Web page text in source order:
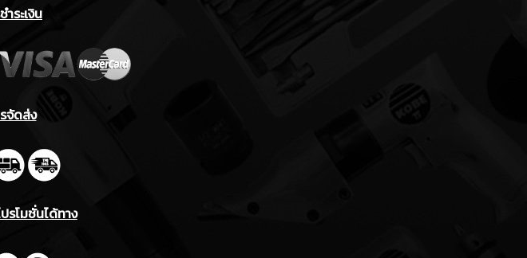
ระเงิน
จัดส่ง
รโมชั่นได้ทาง